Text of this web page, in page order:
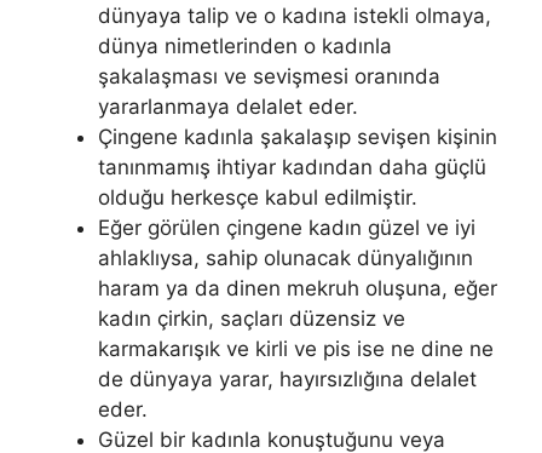
dünyaya talip ve o kadına istekli olmaya,
dünya nimetlerinden o kadınla
şakalaşma­sı ve sevişmesi oranında
yararlanmaya delalet eder.
Çingene kadınla şakalaşıp sevişen kişinin
tanınmamış ihtiyar kadından daha güçlü
olduğu herkesçe kabul edilmiştir.
Eğer görülen çingene kadın güzel ve iyi
ahlaklıysa, sahip olunacak dünyalığının
haram ya da dinen mekruh oluşu­na, eğer
kadın çirkin, saçları düzensiz ve
karmakarışık ve kirli ve pis ise ne dine ne
de dünyaya yarar, hayırsızlığına delalet
eder.
Güzel bir kadınla konuştuğunu veya